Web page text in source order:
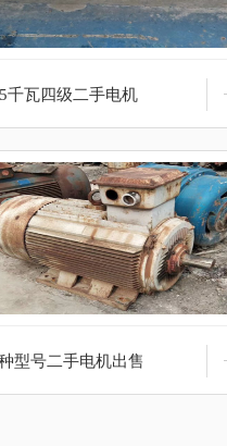
千瓦四级二手电机
型号二手电机出售